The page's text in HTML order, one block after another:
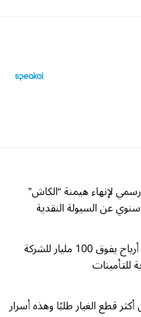
لإنهاء هيمنة “الكاش”
سنوي عن السيولة النقدية
صافي أرباح يفوق 100 مليار للشركة
للتأمينات
أكثر قطع الغيار طلبًا وهذه أسرار